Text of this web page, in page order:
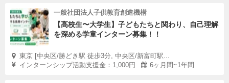
一般社団法人子供教育創造機構
【高校生〜大学生】子どもたちと関わり、自己理解
を深める学童インターン募集！！
東京 [中央区/勝どき駅 徒歩3分, 中央区/新富町駅...
インターンシップ活動支援金：1,000円
6ヶ月間~1年間